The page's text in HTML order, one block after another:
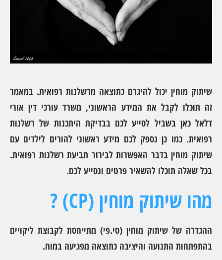
שיתוק מוחין יכול להיגרם כתוצאה מרשלנות רפואית. במאמר
זה תוכלו לקבל את המידע הראשוני, משרד עורכי דין אורי
דלאל כאן בשביל לסייע לכם בבדיקת היתכנות של רשלנות
רפואית. כמו כן נספק לכם מידע ראשוני להורים לילדים עם
שיתוק מוחין בדבר האפשרות לבירור תביעת רשלנות רפואית.
בכל שאלה תוכלו להשאיר פרטים ונסייע לכם.
מהו שיתוק מוחין (CP) ?
ההגדרה של שיתוק מוחין (סי.פי) מתייחסת לקבוצת ליקויים
בהתפתחות התנועה והיציבה כתוצאה מפגיעה במוח.